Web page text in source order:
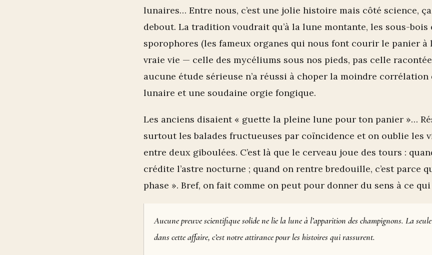
lunaires… Entre nous, c’est une jolie histoire mais côté science,
debout. La tradition voudrait qu’à la lune montante, les sous-bois
sporophores (les fameux organes qui nous font courir le panier à
vraie vie — celle des mycéliums sous nos pieds, pas celle
aucune étude sérieuse n’a réussi à choper la moindre
lunaire et une soudaine orgie fongique.
Les anciens disaient « guette la pleine lune pour ton panier »…
surtout les balades fructueuses par coïncidence et on oublie les
entre deux giboulées. C’est là que le cerveau joue des tours :
crédite l’astre nocturne ; quand on rentre bredouille, c’est parce
phase ». Bref, on fait comme on peut pour donner du sens à ce qui
Aucune preuve scientifique solide ne lie la lune à l’apparition des champignons. La
dans cette affaire, c’est notre attirance pour les histoires qui rassurent.